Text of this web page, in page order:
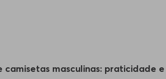
camisetas masculinas: praticidade